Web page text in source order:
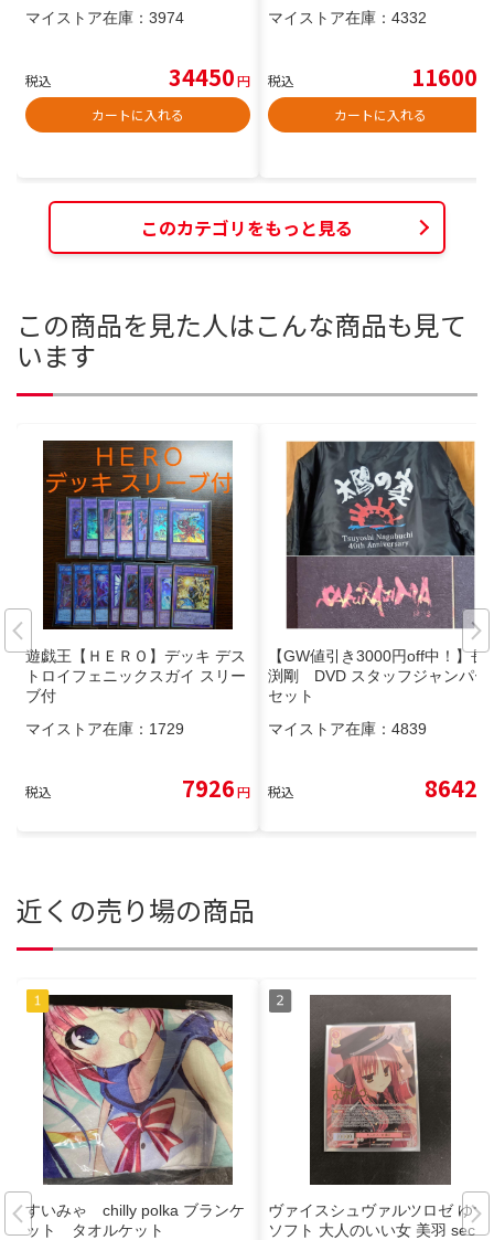
マイストア在庫： 3974
税込 34450円
カートに入れる
マイストア在庫： 4332
税込 11600
カートに入れる
このカテゴリをもっと見る
この商品を見た人はこんな商品も見て
います
遊戯王【ＨＥＲＯ】デッキ デス
トロイフェニックスガイ スリー
ブ付
マイストア在庫： 1729
税込 7926円
【GW値引き3000円off中！】長
渕剛 DVD スタッフジャンパー
セット
マイストア在庫： 4839
税込 8642
近くの売り場の商品
すいみゃ chilly polka ブランケ
ット タオルケット
ヴァイスシュヴァルツロゼ ゆず
ソフト 大人のいい女 美羽 sec